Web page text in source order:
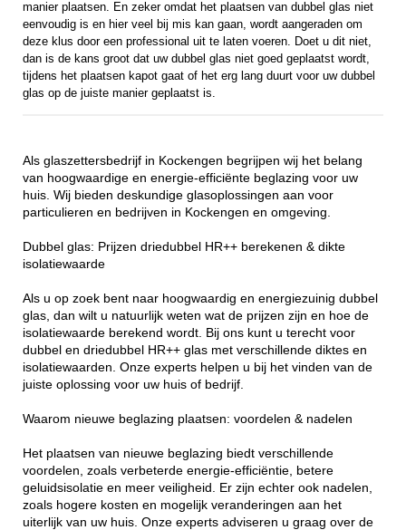
manier plaatsen. En zeker omdat het plaatsen van dubbel glas niet
eenvoudig is en hier veel bij mis kan gaan, wordt aangeraden om
deze klus door een professional uit te laten voeren. Doet u dit niet,
dan is de kans groot dat uw dubbel glas niet goed geplaatst wordt,
tijdens het plaatsen kapot gaat of het erg lang duurt voor uw dubbel
glas op de juiste manier geplaatst is.
Als glaszettersbedrijf in Kockengen begrijpen wij het belang
van hoogwaardige en energie-efficiënte beglazing voor uw
huis. Wij bieden deskundige glasoplossingen aan voor
particulieren en bedrijven in Kockengen en omgeving.
Dubbel glas: Prijzen driedubbel HR++ berekenen & dikte
isolatiewaarde
Als u op zoek bent naar hoogwaardig en energiezuinig dubbel
glas, dan wilt u natuurlijk weten wat de prijzen zijn en hoe de
isolatiewaarde berekend wordt. Bij ons kunt u terecht voor
dubbel en driedubbel HR++ glas met verschillende diktes en
isolatiewaarden. Onze experts helpen u bij het vinden van de
juiste oplossing voor uw huis of bedrijf.
Waarom nieuwe beglazing plaatsen: voordelen & nadelen
Het plaatsen van nieuwe beglazing biedt verschillende
voordelen, zoals verbeterde energie-efficiëntie, betere
geluidsisolatie en meer veiligheid. Er zijn echter ook nadelen,
zoals hogere kosten en mogelijk veranderingen aan het
uiterlijk van uw huis. Onze experts adviseren u graag over de